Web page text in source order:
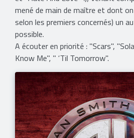
mené de main de maître et dont
selon les premiers concernés) un
possible.
​A écouter en priorité : "Scars",
Know Me", " ‘Til Tomorrow".